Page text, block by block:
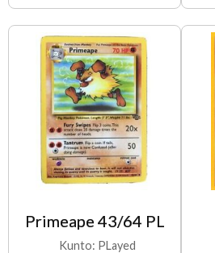
Primeape 43/64 PL
Kunto: PLayed